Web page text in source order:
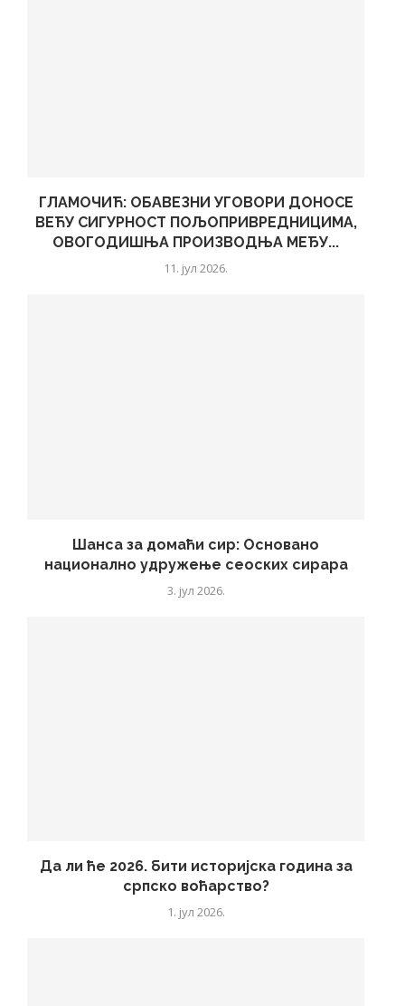
ГЛАМОЧИЋ: ОБАВЕЗНИ УГОВОРИ ДОНОСЕ
ВЕЋУ СИГУРНОСТ ПОЉОПРИВРЕДНИЦИМА,
ОВОГОДИШЊА ПРОИЗВОДЊА МЕЂУ...
11. јул 2026.
Шанса за домаћи сир: Основано
национално удружење сеоских сирара
3. јул 2026.
Да ли ће 2026. бити историјска година за
српско воћарство?
1. јул 2026.